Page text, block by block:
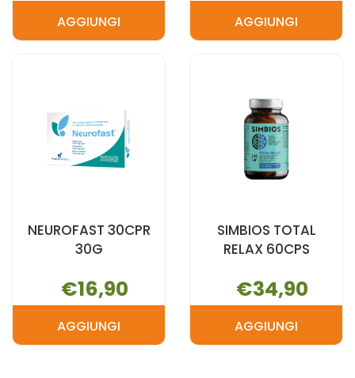
AGGIUNGIAGGIUNGI JAMIESONAGGIUNGIAGGIUNGI
CARRELLO
NEUROFAST 30CPR
30G
€16,90
AGGIUNGIAGGIUNGI NEUROFAST
SIMBIOS TOTAL
RELAX 60CPS
€34,90
AGGIUNGIAGGIUNGI